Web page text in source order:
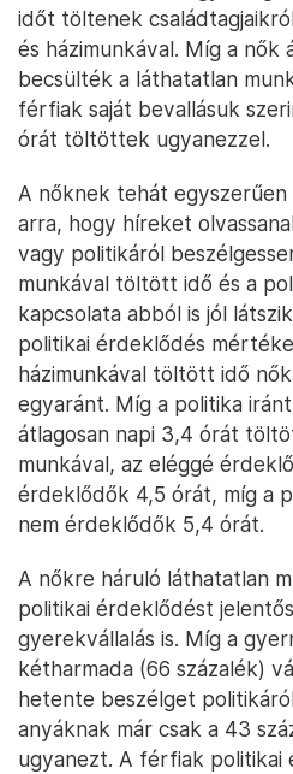
időt töltenek
és házimunkával. Míg a nők
becsülték a láthatatlan
férfiak saját bevallásuk
órát töltöttek ugyanezzel.
A nőknek tehát
arra, hogy híreket
vagy politikáról
munkával töltött idő és a
kapcsolata abból is jól
politikai érdeklődés
házimunkával töltött idő
egyaránt. Míg a politika
átlagosan napi 3,4 órát
munkával, az eléggé
érdeklődők 4,5 órát, míg a
nem érdeklődők 5,4 órát.
A nőkre háruló láthatatlan
politikai érdeklődést
gyerekvállalás is. Míg a
kétharmada (66 százalék)
hetente beszélget
anyáknak már csak a 43
ugyanezt. A férfiak politikai